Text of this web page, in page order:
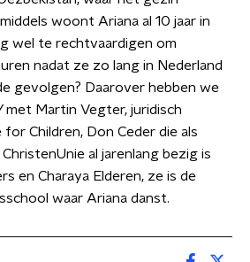
woont Ariana al 10 jaar in
wel te rechtvaardigen om
nadat ze zo lang in Nederland
gevolgen? Daarover hebben we
met Martin Vegter, juridisch
Children, Don Ceder die als
al jarenlang bezig is
en Charaya Elderen, ze is de
waar Ariana danst.